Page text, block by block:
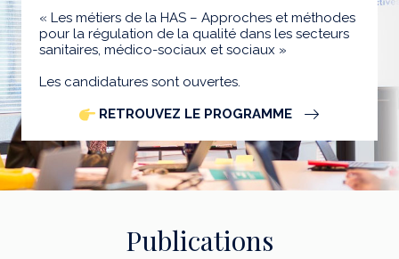
« Les métiers de la HAS – Approches et méthodes
pour la régulation de la qualité dans les secteurs
sanitaires, médico-sociaux et sociaux »
Les candidatures sont ouvertes.
RETROUVEZ LE PROGRAMME
Publications